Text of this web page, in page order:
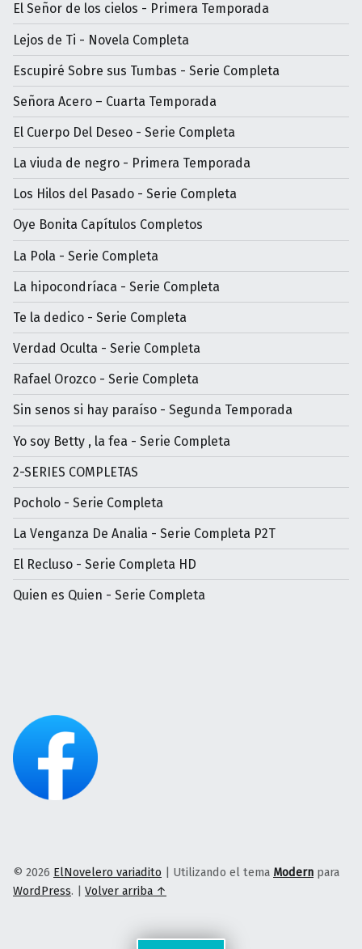
El Señor de los cielos - Primera Temporada
Lejos de Ti - Novela Completa
Escupiré Sobre sus Tumbas - Serie Completa
Señora Acero – Cuarta Temporada
El Cuerpo Del Deseo - Serie Completa
La viuda de negro - Primera Temporada
Los Hilos del Pasado - Serie Completa
Oye Bonita Capítulos Completos
La Pola - Serie Completa
La hipocondríaca - Serie Completa
Te la dedico - Serie Completa
Verdad Oculta - Serie Completa
Rafael Orozco - Serie Completa
Sin senos si hay paraíso - Segunda Temporada
Yo soy Betty , la fea - Serie Completa
2-SERIES COMPLETAS
Pocholo - Serie Completa
La Venganza De Analia - Serie Completa P2T
El Recluso - Serie Completa HD
Quien es Quien - Serie Completa
© 2026 ElNovelero variadito Utilizando el tema Modern para
WordPress. Volver arriba ↑